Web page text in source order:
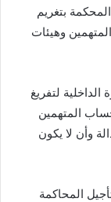
بتغريم
وهيئات
لتفريغ
المتهمين
وأن لا يكون
المحاكمة